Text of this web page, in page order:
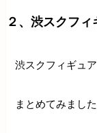
２、渋スクフ
渋スクフィギュ
まとめてみました